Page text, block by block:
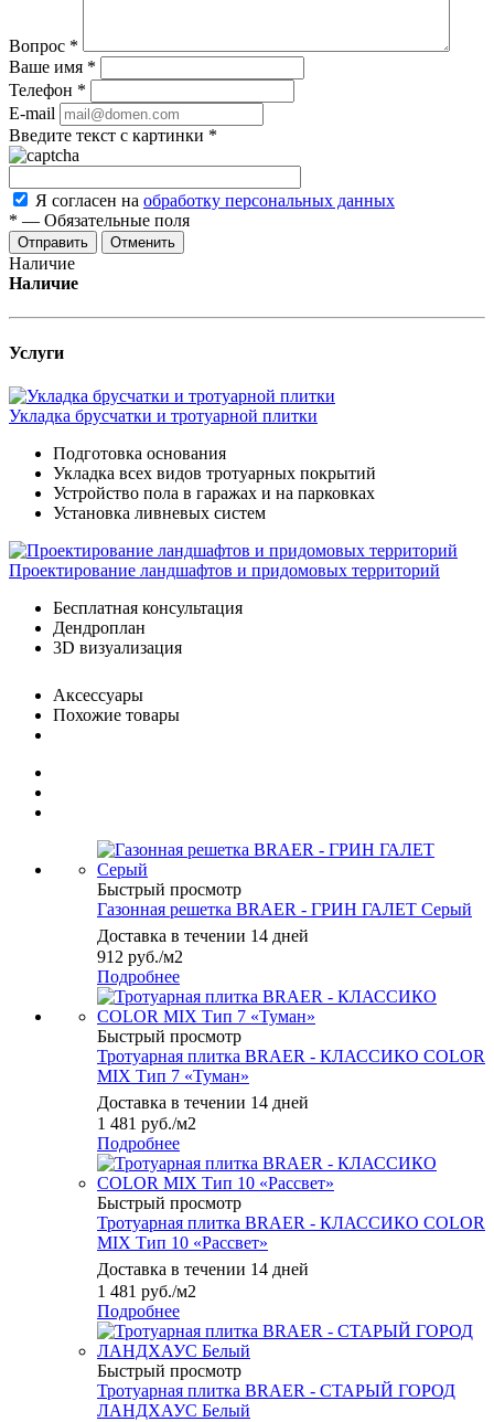
Вопрос *
Ваше имя *
Телефон *
E-mail
Введите текст с картинки *
Я согласен на обработку персональных данных
* — Обязательные поля
Отменить
Наличие
Наличие
Услуги
Укладка брусчатки и тротуарной плитки
Подготовка основания
Укладка всех видов тротуарных покрытий
Устройство пола в гаражах и на парковках
Установка ливневых систем
Проектирование ландшафтов и придомовых территорий
Бесплатная консультация
Дендроплан
3D визуализация
Аксессуары
Похожие товары
Быстрый просмотр
Газонная решетка BRAER - ГРИН ГАЛЕТ Серый
Доставка в течении 14 дней
912 руб./м2
Подробнее
Быстрый просмотр
Тротуарная плитка BRAER - КЛАССИКО COLOR
MIX Тип 7 «Туман»
Доставка в течении 14 дней
1 481 руб./м2
Подробнее
Быстрый просмотр
Тротуарная плитка BRAER - КЛАССИКО COLOR
MIX Тип 10 «Рассвет»
Доставка в течении 14 дней
1 481 руб./м2
Подробнее
Быстрый просмотр
Тротуарная плитка BRAER - СТАРЫЙ ГОРОД
ЛАНДХАУС Белый